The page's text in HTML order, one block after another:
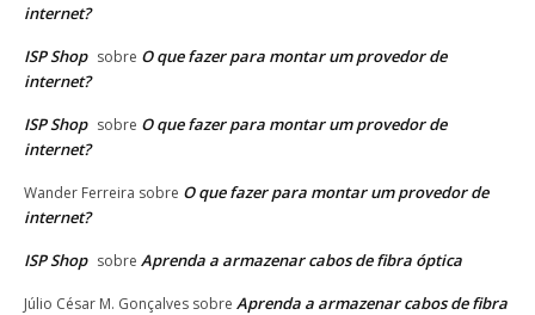
internet?
ISP Shop sobre O que fazer para montar um provedor de
internet?
ISP Shop sobre O que fazer para montar um provedor de
internet?
Wander Ferreira sobre O que fazer para montar um provedor de
internet?
ISP Shop sobre Aprenda a armazenar cabos de fibra óptica
Júlio César M. Gonçalves sobre Aprenda a armazenar cabos de fibra